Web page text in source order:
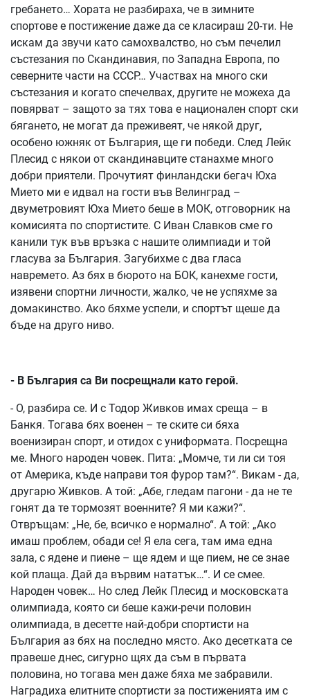
гребането… Хората не разбираха, че в зимните
спортове е постижение даже да се класираш 20-ти. Не
искам да звучи като самохвалство, но съм печелил
състезания по Скандинавия, по Западна Европа, по
северните части на СССР… Участвах на много ски
състезания и когато спечелвах, другите не можеха да
повярват – защото за тях това е национален спорт ски
бягането, не могат да преживеят, че някой друг,
особено южняк от България, ще ги победи. След Лейк
Плесид с някои от скандинавците станахме много
добри приятели. Прочутият финландски бегач Юха
Мието ми е идвал на гости във Велинград –
двуметровият Юха Мието беше в МОК, отговорник на
комисията по спортистите. С Иван Славков сме го
канили тук във връзка с нашите олимпиади и той
гласува за България. Загубихме с два гласа
навремето. Аз бях в бюрото на БОК, канехме гости,
изявени спортни личности, жалко, че не успяхме за
домакинство. Ако бяхме успели, и спортът щеше да
бъде на друго ниво.
- В България са Ви посрещнали като герой.
- О, разбира се. И с Тодор Живков имах среща – в
Банкя. Тогава бях военен – те ските си бяха
военизиран спорт, и отидох с униформата. Посрещна
ме. Много народен човек. Пита: „Момче, ти ли си тоя
от Америка, къде направи тоя фурор там?“. Викам - да,
другарю Живков. А той: „Абе, гледам пагони - да не те
гонят да те тормозят военните? Я ми кажи?“.
Отвръщам: „Не, бе, всичко е нормално“. А той: „Ако
имаш проблем, обади се! Я ела сега, там има една
зала, с ядене и пиене – ще ядем и ще пием, не се знае
кой плаща. Дай да вървим нататък…“. И се смее.
Народен човек… Но след Лейк Плесид и московската
олимпиада, която си беше кажи-речи половин
олимпиада, в десетте най-добри спортисти на
България аз бях на последно място. Ако десетката се
правеше днес, сигурно щях да съм в първата
половина, но тогава мен даже бяха ме забравили.
Наградиха елитните спортисти за постиженията им с